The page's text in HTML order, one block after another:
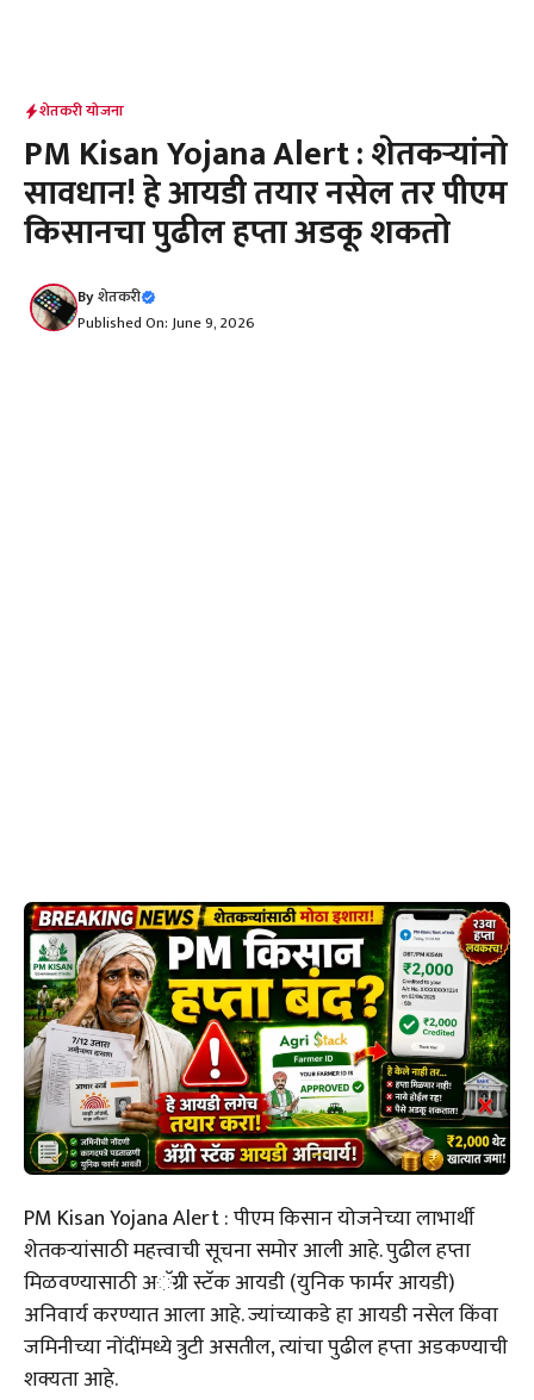
शेतकरी योजना
PM Kisan Yojana Alert : शेतकऱ्यांनो
सावधान! हे आयडी तयार नसेल तर पीएम
किसानचा पुढील हप्ता अडकू शकतो
Byशेतकरी
Published On: June 9, 2026
PM Kisan Yojana Alert : पीएम किसान योजनेच्या लाभार्थी
शेतकऱ्यांसाठी महत्त्वाची सूचना समोर आली आहे. पुढील हप्ता
मिळवण्यासाठी अॅग्री स्टॅक आयडी (युनिक फार्मर आयडी)
अनिवार्य करण्यात आला आहे. ज्यांच्याकडे हा आयडी नसेल किंवा
जमिनीच्या नोंदींमध्ये त्रुटी असतील, त्यांचा पुढील हप्ता अडकण्याची
शक्यता आहे.